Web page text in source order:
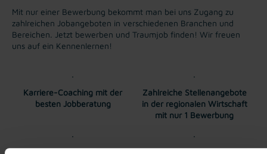
Mit nur einer Bewerbung bekommt man bei uns Zugang zu
zahlreichen Jobangeboten in verschiedenen Branchen und
Bereichen. Jetzt bewerben und Traumjob finden! Wir freuen
uns auf ein Kennenlernen!
Karriere-Coaching mit der
besten Jobberatung
Zahlreiche Stellenangebote
in der regionalen Wirtschaft
mit nur 1 Bewerbung
Soziale Absicherung durch Tolle Aus- und